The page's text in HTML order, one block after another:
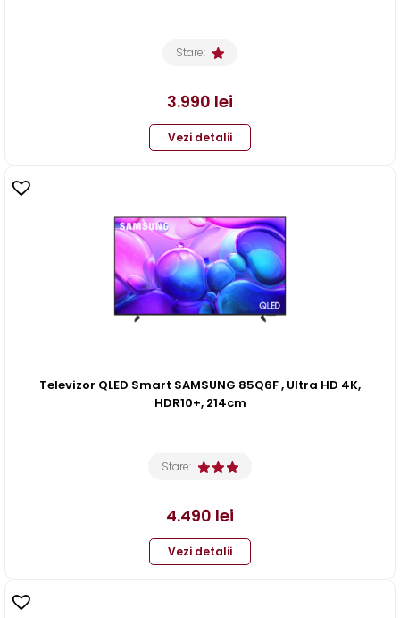
Stare:
3.990 lei
Vezi detalii
Televizor QLED Smart SAMSUNG 85Q6F , Ultra HD 4K,
HDR10+, 214cm
Stare:
4.490 lei
Vezi detalii